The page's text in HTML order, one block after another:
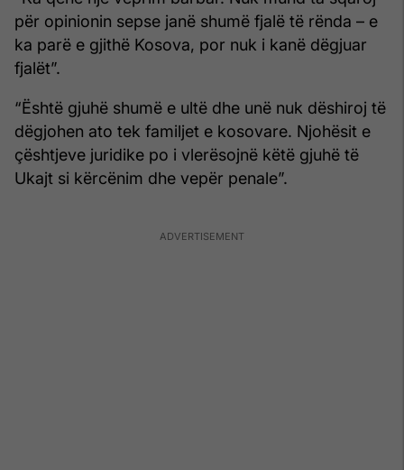
për opinionin sepse janë shumë fjalë të rënda – e
ka parë e gjithë Kosova, por nuk i kanë dëgjuar
fjalët”.
“Është gjuhë shumë e ultë dhe unë nuk dëshiroj të
dëgjohen ato tek familjet e kosovare. Njohësit e
çështjeve juridike po i vlerësojnë këtë gjuhë të
Ukajt si kërcënim dhe vepër penale”.